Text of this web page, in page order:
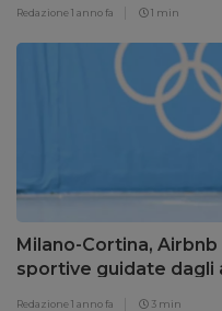
Redazione1 anno fa 1 min
Milano-Cortina,
sportive guidate dagli
Redazione1 anno fa 3 min